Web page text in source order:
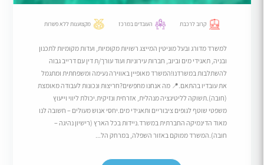
קרוב לרכבת העובדים במרכז מקצוענות ללא פשרות
למשרד מדורג ובעל מוניטין המייצג רשויות מקומיות, ועדות מקומיות לתכנון
ובניה, תאגידי מים וביוב, חברות עירוניות ועוד עורך/ת דין עם דרייב גבוה
להשתלבות במשרדנו!המשרד מאופיין באווירה נעימה ומשפחתית ומתגמל
את עובדיו בהתאם.​📍 מה אנחנו מחפשים?חריצות ונכונות לעבודה מאומצת
(חובה).​תשוקה לליטיגציה מנהלית, אזרחית ונזיקית.​יכולת ליווי וייעוץ
משפטי שוטף לגופים ציבוריים ותאגידי מים.​יחסי אנוש מעולים – חשובה לנו
מאוד הדינמיקה החברתית במשרד.​ניידות בכל הארץ (רישיון נהיגה –
חובה).המשרד ממוקם באזור השפלה, במרחק הל...